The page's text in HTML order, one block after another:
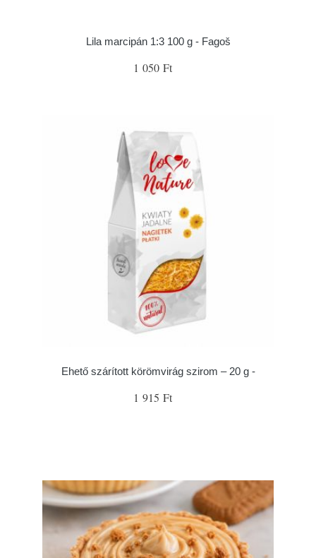
Lila marcipán 1:3 100 g - Fagoš
1 050 Ft
Ehető szárított körömvirág szirom – 20 g -
1 915 Ft